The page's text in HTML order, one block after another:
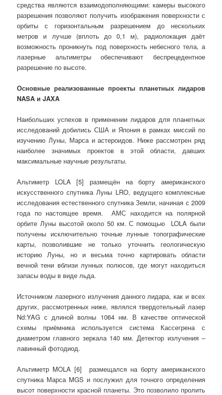
средства являются взаимодополняющими: камеры высокого
разрешения позволяют получить изображения поверхности с
орбиты с горизонтальным разрешением до нескольких
метров и лучше (вплоть до 0,1 м), радиолокация даёт
возможность проникнуть под поверхность небесного тела, а
лазерные альтиметры обеспечивают беспрецедентное
разрешение по высоте.
Основные реализованные проекты планетных лидаров
NASA иJAXA
Наибольших успехов в применении лидаров для планетных
исследований добились США и Япония в рамках миссий по
изучению Луны, Марса и астероидов. Ниже рассмотрен ряд
наиболее значимых проектов в этой области, давших
максимальные научные результаты.
Альтиметр LOLA [5] размещён на борту американского
искусственного спутника Луны LRO, ведущего комплексные
исследования естественного спутника Земли, начиная с 2009
года по настоящее время. АМС находится на полярной
орбите Луны высотой около 50 км. С помощью LOLA были
получены исключительно точные лунные топографические
карты, позволившие не только уточнить геологическую
историю Луны, но и весьма точно картировать области
вечной тени вблизи лунных полюсов, где могут находиться
запасы воды в виде льда.
Источником лазерного излучения данного лидара, как и всех
других, рассмотренных ниже, являлся твердотельный лазер
Nd:YAG с длиной волны 1064 нм. В качестве оптической
схемы приёмника используется система Кассегрена с
диаметром главного зеркала 140 мм. Детектор излучения –
лавинный фотодиод.
Альтиметр MOLA [6] размещался на борту американского
спутника Марса MGS и послужил для точного определения
высот поверхности красной планеты. Это позволило пролить